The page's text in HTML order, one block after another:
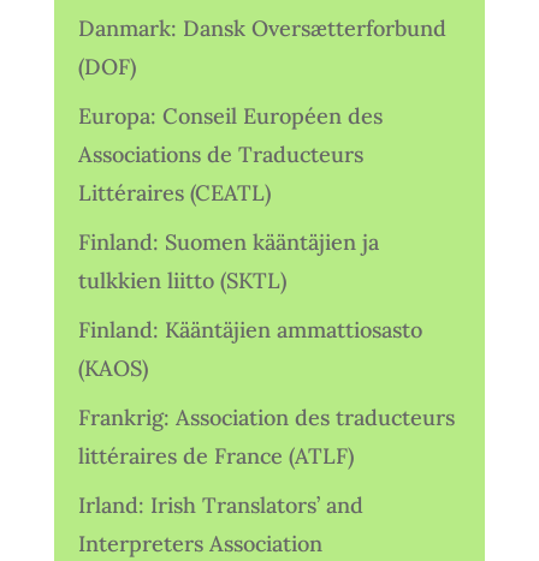
Danmark: Dansk Oversætterforbund
(DOF)
Europa: Conseil Européen des
Associations de Traducteurs
Littéraires (CEATL)
Finland: Suomen kääntäjien ja
tulkkien liitto (SKTL)
Finland: Kääntäjien ammattiosasto
(KAOS)
Frankrig: Association des traducteurs
littéraires de France (ATLF)
Irland: Irish Translators’ and
Interpreters Association